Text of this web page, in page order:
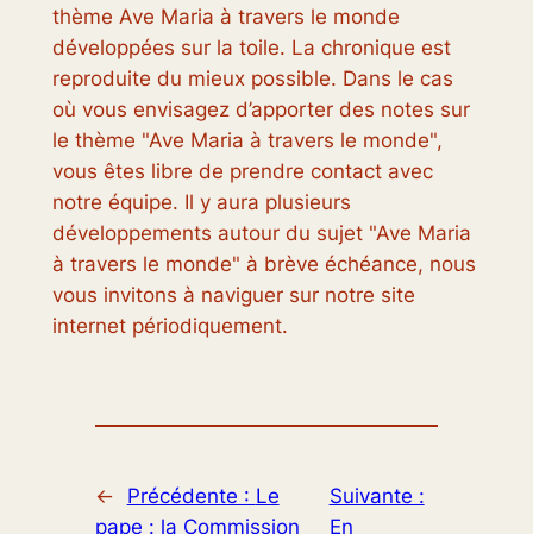
thème Ave Maria à travers le monde
développées sur la toile. La chronique est
reproduite du mieux possible. Dans le cas
où vous envisagez d’apporter des notes sur
le thème "Ave Maria à travers le monde",
vous êtes libre de prendre contact avec
notre équipe. Il y aura plusieurs
développements autour du sujet "Ave Maria
à travers le monde" à brève échéance, nous
vous invitons à naviguer sur notre site
internet périodiquement.
← Précédente : Le
pape : la Commission
Suivante :
En